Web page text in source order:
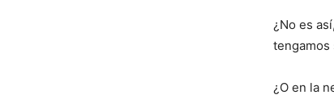
¿No es
¿O en la